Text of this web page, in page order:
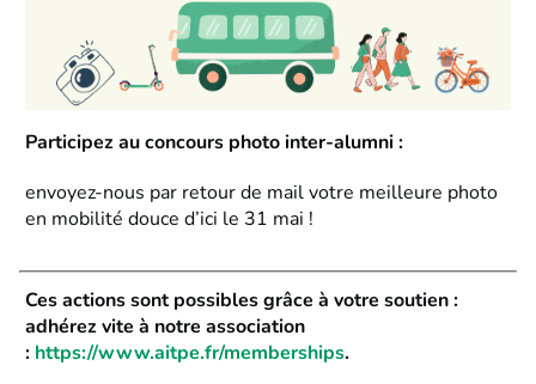
Participez au concours photo inter-alumni :
envoyez-nous par retour de mail votre meilleure photo
en mobilité douce d’ici le 31 mai !
Ces actions sont possibles grâce à votre soutien :
adhérez vite à notre association
: https://www.aitpe.fr/memberships.